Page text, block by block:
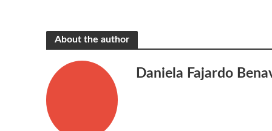
About the author
Daniela Fajardo